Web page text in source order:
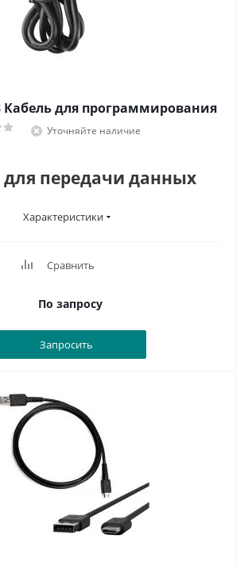
Кабель для программирования
Уточняйте наличие
для передачи данных
Характеристики
Сравнить
По запросу
Запросить